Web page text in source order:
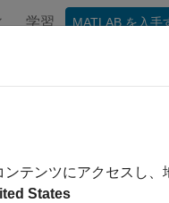
学習 MATLAB を入手
テンツにアクセスし
States